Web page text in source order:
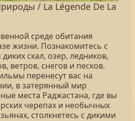
/ La Légende De La
среде обитания
жизни. Познакомитесь с
скал, озер, ледников,
ветров, снегов и песков.
перенесут вас на
в затерянный мир
места Раджастана, где вы
черепах и необычных
столкнетесь с дикими